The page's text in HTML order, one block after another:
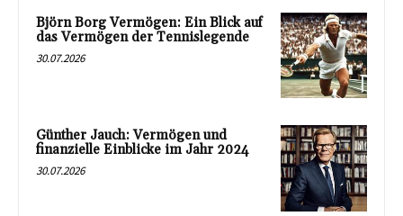
Björn Borg Vermögen: Ein Blick auf
das Vermögen der Tennislegende
30.07.2026
Günther Jauch: Vermögen und
finanzielle Einblicke im Jahr 2024
30.07.2026